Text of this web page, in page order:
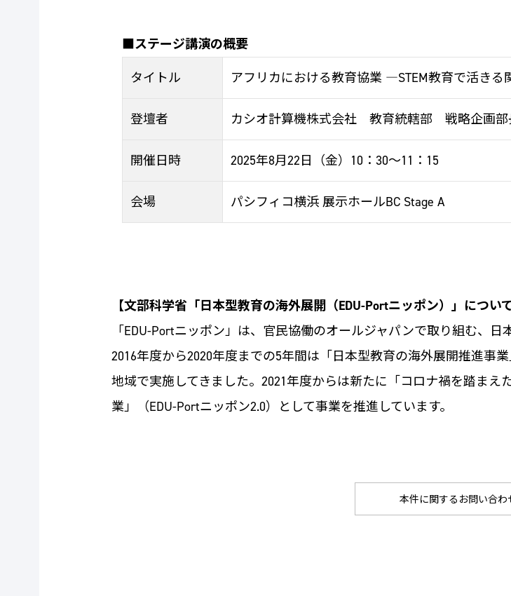
■ステージ講演の概要
タイトル
アフリカにおける教育協業 ―STEM教育で活きる
登壇者 カシオ計算機株式会社 教育統轄部 戦略企画
開催日時 2025年8月22日（金）10：30～11：15
会場 パシフィコ横浜 展示ホールBC Stage A
【文部科学省「日本型教育の海外展開（EDU-Portニッポン）」について
「EDU-Portニッポン」は、官民協働のオールジャパンで取り組む、
2016年度から2020年度までの5年間は「日本型教育の海外展開推進事
地域で実施してきました。2021年度からは新たに「コロナ禍を踏ま
業」（EDU-Portニッポン2.0）として事業を推進しています。
本件に関するお問い合わ